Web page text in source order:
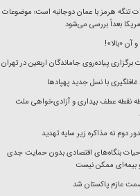
تنگه هرمز با عمان دوجانبه است؛ موضوعات
بعداً بررسی می‌شود
آن «بالا»!
برگزاری پیاده‌روی جاماندگان اربعین در تهران
غافلگیری با نسل جدید پهپاد‌ها
نقطه عطف بیداری و آزادی‌خواهی ملت
دوم نه مذاکره زیر سایه تهدید
حیات بنگاه‌های اقتصادی بدون حمایت جدی
و بیمه‌ای ممکن نیست
عازم پاکستان شد